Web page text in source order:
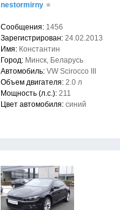
nestormirny
Сообщения: 1456
Зарегистрирован: 24.02.2013
Имя: Константин
Город: Минск, Беларусь
Автомобиль: VW Scirocco III
Объем двигателя: 2.0 л
Мощность (л.с.): 211
Цвет автомобиля: синий